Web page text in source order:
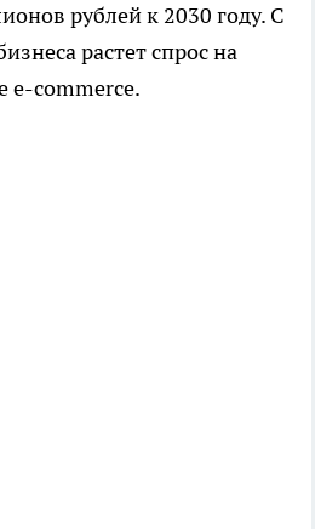
рублей к 2030 году. С
растет спрос на
e-commerce.